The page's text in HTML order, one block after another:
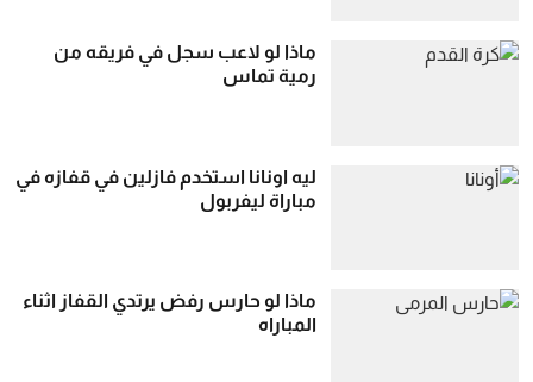
ماذا لو لاعب سجل في فريقه من
رمية تماس
ليه اونانا استخدم فازلين في قفازه في
مباراة ليفربول
ماذا لو حارس رفض يرتدي القفاز اثناء
المباراه